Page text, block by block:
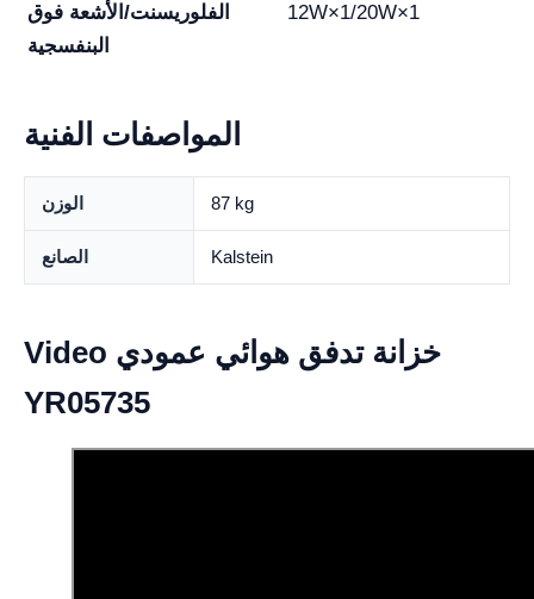
الفلوريسنت/الأشعة فوق
البنفسجية
12W×1/20W×1
المواصفات الفنية
الوزن 87 kg
الصانع Kalstein
Video خزانة تدفق هوائي عمودي
YR05735